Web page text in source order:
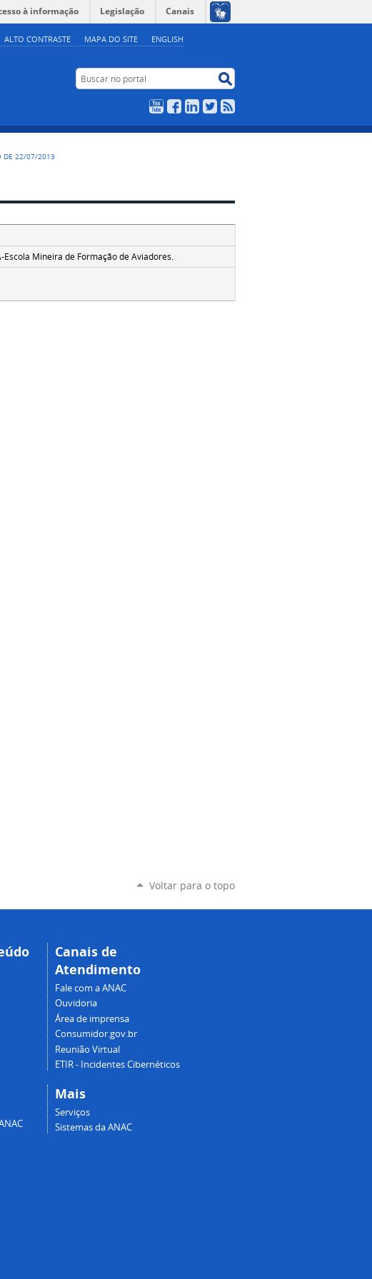
ALTO CONTRASTE MAPA DO SITE ENGLISH
à informação Legislação Canais
Buscar no portal
YouTubeFacebookLinkedIn
Twitter
DE 22/07/2013
Mineira de Formação de Aviadores.
Voltar para o topo
Canais de
Atendimento
Fale com a ANAC
Ouvidoria
Área de imprensa
Consumidor.gov.br
Reunião Virtual
ETIR - Incidentes Cibernéticos
Mais
Serviços
Sistemas da ANAC